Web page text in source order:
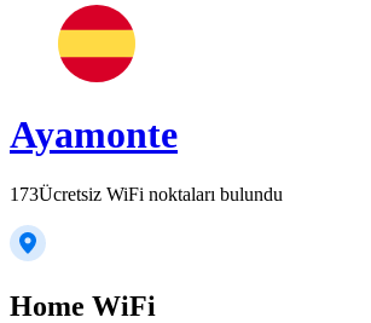
Ayamonte
173Ücretsiz WiFi noktaları bulundu
Home WiFi